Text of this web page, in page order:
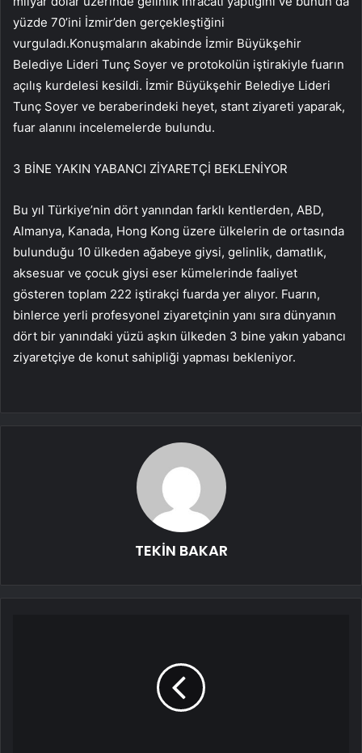
yüzde 70’ini İzmir’den gerçekleştiğini
vurguladı.Konuşmaların akabinde İzmir Büyükşehir
Belediye Lideri Tunç Soyer ve protokolün iştirakiyle fuarın
açılış kurdelesi kesildi. İzmir Büyükşehir Belediye Lideri
Tunç Soyer ve beraberindeki heyet, stant ziyareti yaparak,
fuar alanını incelemelerde bulundu.
3 BİNE YAKIN YABANCI ZİYARETÇİ BEKLENİYOR
Bu yıl Türkiye’nin dört yanından farklı kentlerden, ABD,
Almanya, Kanada, Hong Kong üzere ülkelerin de ortasında
bulunduğu 10 ülkeden ağabeye giysi, gelinlik, damatlık,
aksesuar ve çocuk giysi eser kümelerinde faaliyet
gösteren toplam 222 iştirakçi fuarda yer alıyor. Fuarın,
binlerce yerli profesyonel ziyaretçinin yanı sıra dünyanın
dört bir yanındaki yüzü aşkın ülkeden 3 bine yakın yabancı
ziyaretçiye de konut sahipliği yapması bekleniyor.
TEKİN BAKAR